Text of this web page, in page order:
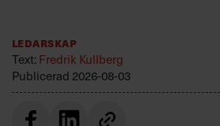
Ledarskap
Text:Fredrik Kullberg
Publicerad 2026-08-03